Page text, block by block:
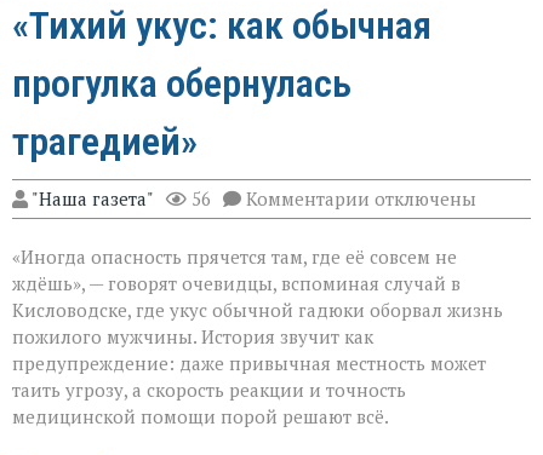
«Тихий укус: как обычная
прогулка обернулась
трагедией»
"Наша газета" 56 Комментарии к
записи
укус:
как
обычная
прогулка
обернулась
трагедией»
отключены
«Иногда опасность прячется там, где её совсем не
ждёшь», — говорят очевидцы, вспоминая случай в
Кисловодске, где укус обычной гадюки оборвал жизнь
пожилого мужчины. История звучит как
предупреждение: даже привычная местность может
таить угрозу, а скорость реакции и точность
медицинской помощи порой решают всё.